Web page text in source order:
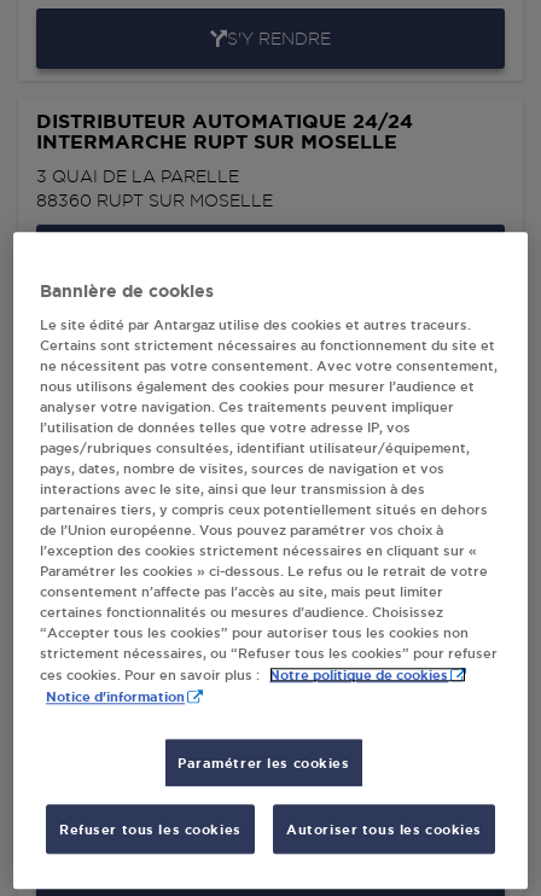
S'Y RENDRE
DISTRIBUTEUR AUTOMATIQUE 24/24
INTERMARCHE RUPT SUR MOSELLE
3 QUAI DE LA PARELLE
88360 RUPT SUR MOSELLE
DISTRIBUTEUR AUTOMATIQUE 24/24
PROVERA SARREGUEMINES
50, ROUTE DE BITCHE
BP 60839
57200
SARREGUEMINES
S'Y RENDRE
CARREFOUR CONTACT BAZANCOURT
46 RUE JEAN JAURES
51110BAZANCOURT
CARREFOUR CONTACT ST MAURICE SUR
1 RUE DE LORRAINE
88560ST MAURICE SUR MOSELLE
Bannière de cookies
Le site édité par Antargaz utilise des cookies et autres traceurs.
Certains sont strictement nécessaires au fonctionnement du site et
ne nécessitent pas votre consentement. Avec votre consentement,
nous utilisons également des cookies pour mesurer l’audience et
analyser votre navigation. Ces traitements peuvent impliquer
l’utilisation de données telles que votre adresse IP, vos
pages/rubriques consultées, identifiant utilisateur/équipement,
pays, dates, nombre de visites, sources de navigation et vos
interactions avec le site, ainsi que leur transmission à des
partenaires tiers, y compris ceux potentiellement situés en dehors
de l’Union européenne. Vous pouvez paramétrer vos choix à
l’exception des cookies strictement nécessaires en cliquant sur «
Paramétrer les cookies » ci-dessous. Le refus ou le retrait de votre
consentement n’affecte pas l’accès au site, mais peut limiter
certaines fonctionnalités ou mesures d’audience. Choisissez
“Accepter tous les cookies” pour autoriser tous les cookies non
strictement nécessaires, ou “Refuser tous les cookies” pour refuser
ces cookies. Pour en savoir plus :
Notre politique de cookies
Notice d'information
Paramétrer les cookies
Refuser tous les cookies Autoriser tous les cookies